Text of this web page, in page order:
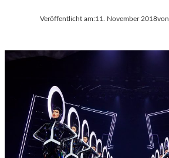
Veröffentlicht am:11. November 2018von